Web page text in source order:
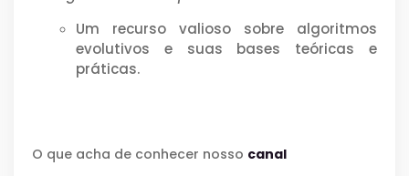
Um recurso valioso sobre algoritmos
evolutivos e suas bases teóricas e
práticas.
O que acha de conhecer nosso canal